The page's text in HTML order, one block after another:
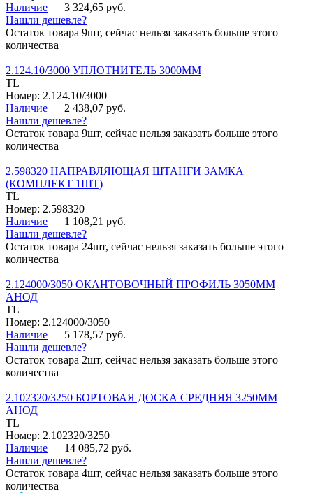
Наличие
3 324,65 руб.
Нашли дешевле?
Остаток товара 9шт, сейчас нельзя заказать больше этого
количества
2.124.10/3000 УПЛОТНИТЕЛЬ 3000ММ
TL
Номер: 2.124.10/3000
Наличие
2 438,07 руб.
Нашли дешевле?
Остаток товара 9шт, сейчас нельзя заказать больше этого
количества
2.598320 НАПРАВЛЯЮЩАЯ ШТАНГИ ЗАМКА
(КОМПЛЕКТ 1ШТ)
TL
Номер: 2.598320
Наличие
1 108,21 руб.
Нашли дешевле?
Остаток товара 24шт, сейчас нельзя заказать больше этого
количества
2.124000/3050 ОКАНТОВОЧНЫЙ ПРОФИЛЬ 3050ММ
АНОД
TL
Номер: 2.124000/3050
Наличие
5 178,57 руб.
Нашли дешевле?
Остаток товара 2шт, сейчас нельзя заказать больше этого
количества
2.102320/3250 БОРТОВАЯ ДОСКА СРЕДНЯЯ 3250ММ
АНОД
TL
Номер: 2.102320/3250
Наличие
14 085,72 руб.
Нашли дешевле?
Остаток товара 4шт, сейчас нельзя заказать больше этого
количества